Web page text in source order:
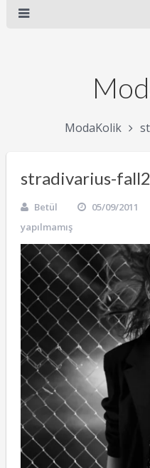
ModaKolik
stradivarius-
Betül 05/09/2011
yapılmamış